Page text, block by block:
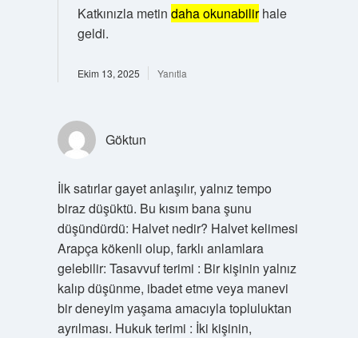
Katkınızla metin daha okunabilirhale
geldi.
Ekim 13, 2025 Yanıtla
Göktun
İlk satırlar gayet anlaşılır, yalnız tempo
biraz düşüktü. Bu kısım bana şunu
düşündürdü: Halvet nedir? Halvet kelimesi
Arapça kökenli olup, farklı anlamlara
gelebilir: Tasavvuf terimi : Bir kişinin yalnız
kalıp düşünme, ibadet etme veya manevi
bir deneyim yaşama amacıyla topluluktan
ayrılması. Hukuk terimi : İki kişinin,